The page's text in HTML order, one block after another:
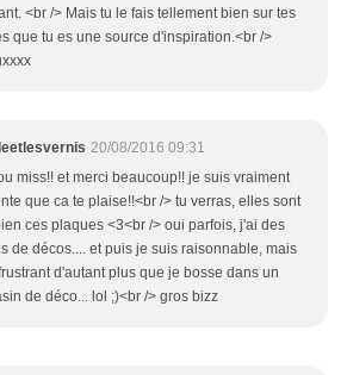
<br /> Mais tu le fais tellement bien sur tes
que tu es une source d'inspiration.<br />
20/08/2016 09:31
miss!! et merci beaucoup!! je suis vraiment
que ca te plaise!!<br /> tu verras, elles sont
ces plaques <3<br /> oui parfois, j'ai des
de décos.... et puis je suis raisonnable, mais
d'autant plus que je bosse dans un
de déco... lol ;)<br /> gros bizz